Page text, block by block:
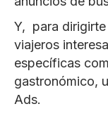
Y, para
viajeros
específicas
gastronómico,
Ads.